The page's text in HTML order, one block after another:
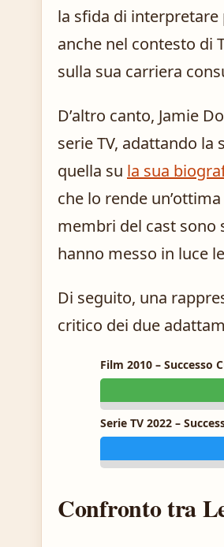
la sfida di
anche nel contesto di
sulla sua carriera
D’altro canto, Jamie
serie TV, adattando
quella su la sua
che lo rende
membri del cast sono
hanno messo in luce
Di seguito, una
critico dei due
Film 2010 – Successo
Serie TV 2022 –
Confronto tra